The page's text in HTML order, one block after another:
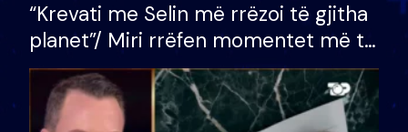
“Krevati me Selin më rrëzoi të gjitha
planet”/ Miri rrëfen momentet më të
bukura në shtëpinë e BB VIP: Do më
mungojë zilja e mëngjesit kur…